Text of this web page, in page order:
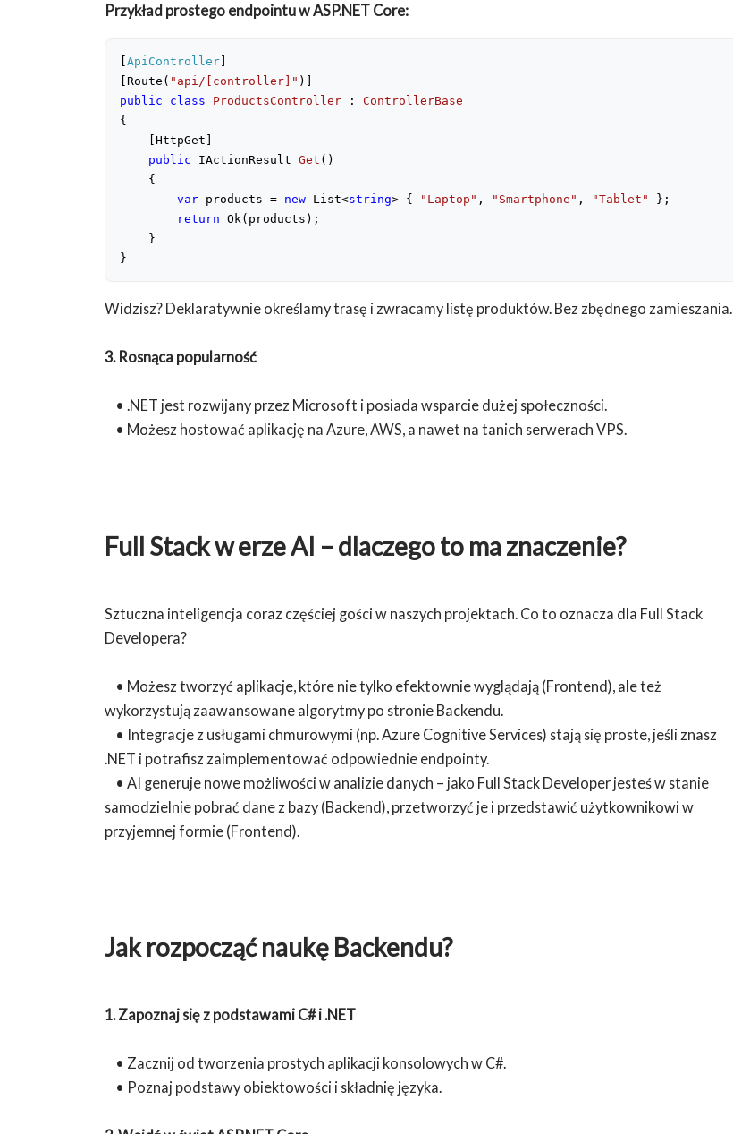
Przykład prostego endpointu w ASP.NET Core:
ApiController
[Route( "api/[controller]" )]
public
class ProductsController : ControllerBase
{
    [HttpGet]
public IActionResult Get ( )
{
var products = new List<string> { "Laptop" , "Smartphone" , "Tablet"
};
return Ok(products);
    }
}
Widzisz? Deklaratywnie określamy trasę i zwracamy listę produktów. Bez zbędnego zamieszania.
3. Rosnąca popularność
• .NET jest rozwijany przez Microsoft i posiada wsparcie dużej społeczności.
• Możesz hostować aplikację na Azure, AWS, a nawet na tanich serwerach VPS.
Full Stack w erze AI – dlaczego to ma znaczenie?
Sztuczna inteligencja coraz częściej gości w naszych projektach. Co to oznacza dla Full Stack
Developera?
• Możesz tworzyć aplikacje, które nie tylko efektownie wyglądają (Frontend), ale też
wykorzystują zaawansowane algorytmy po stronie Backendu.
• Integracje z usługami chmurowymi (np. Azure Cognitive Services) stają się proste, jeśli znasz
.NET i potrafisz zaimplementować odpowiednie endpointy.
• AI generuje nowe możliwości w analizie danych – jako Full Stack Developer jesteś w stanie
samodzielnie pobrać dane z bazy (Backend), przetworzyć je i przedstawić użytkownikowi w
przyjemnej formie (Frontend).
Jak rozpocząć naukę Backendu?
1. Zapoznaj się z podstawami C# i .NET
• Zacznij od tworzenia prostych aplikacji konsolowych w C#.
• Poznaj podstawy obiektowości i składnię języka.